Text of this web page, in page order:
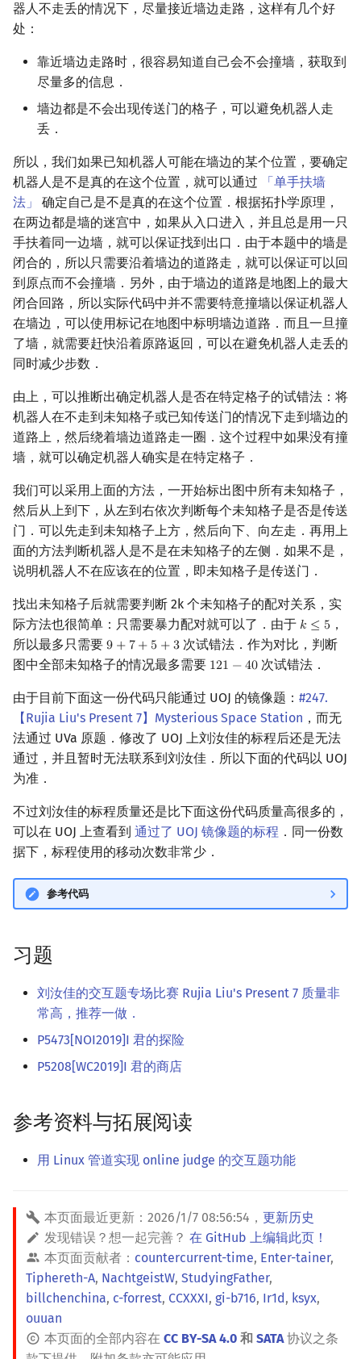
器人不走丢的情况下，尽量接近墙边走路，这样有几个好
处：
靠近墙边走路时，很容易知道自己会不会撞墙，获取到
尽量多的信息．
墙边都是不会出现传送门的格子，可以避免机器人走
丢．
所以，我们如果已知机器人可能在墙边的某个位置，要确定
机器人是不是真的在这个位置，就可以通过
「单手扶墙
法」
确定自己是不是真的在这个位置．根据拓扑学原理，
在两边都是墙的迷宫中，如果从入口进入，并且总是用一只
手扶着同一边墙，就可以保证找到出口．由于本题中的墙是
闭合的，所以只需要沿着墙边的道路走，就可以保证可以回
到原点而不会撞墙．另外，由于墙边的道路是地图上的最大
闭合回路，所以实际代码中并不需要特意撞墙以保证机器人
在墙边，可以使用标记在地图中标明墙边道路．而且一旦撞
了墙，就需要赶快沿着原路返回，可以在避免机器人走丢的
同时减少步数．
由上，可以推断出确定机器人是否在特定格子的试错法：将
机器人在不走到未知格子或已知传送门的情况下走到墙边的
道路上，然后绕着墙边道路走一圈．这个过程中如果没有撞
墙，就可以确定机器人确实是在特定格子．
我们可以采用上面的方法，一开始标出图中所有未知格子，
然后从上到下，从左到右依次判断每个未知格子是否是传送
门．可以先走到未知格子上方，然后向下、向左走．再用上
面的方法判断机器人是不是在未知格子的左侧．如果不是，
说明机器人不在应该在的位置，即未知格子是传送门．
找出未知格子后就需要判断 2k 个未知格子的配对关系，实
际方法也很简单：只需要暴力配对就可以了．由于 𝑘 ≤ 5
k ≤5
，
所以最多只需要 9 + 7 +5 +3
9 +7+5 +3
次试错法．作为对比，判断
图中全部未知格子的情况最多需要 121 −40
121−40 次试错法．
由于目前下面这一份代码只能通过 UOJ 的镜像题： #247.
【Rujia Liu's Present 7】Mysterious Space Station ，而无
法通过 UVa 原题．修改了 UOJ 上刘汝佳的标程后还是无法
通过，并且暂时无法联系到刘汝佳．所以下面的代码以 UOJ
为准．
不过刘汝佳的标程质量还是比下面这份代码质量高很多的，
可以在 UOJ 上查看到 通过了 UOJ 镜像题的标程 ．同一份数
据下，标程使用的移动次数非常少．
参考代码
习题
刘汝佳的交互题专场比赛 Rujia Liu's Present 7 质量非
常高，推荐一做．
P5473[NOI2019]I 君的探险
P5208[WC2019]I 君的商店
参考资料与拓展阅读
用 Linux 管道实现 online judge 的交互题功能
本页面最近更新： 2026/1/7 08:56:54 ， 更新历史
发现错误？想一起完善？ 在 GitHub 上编辑此页！
本页面贡献者： countercurrent-time, Enter-tainer,
Tiphereth-A, NachtgeistW, StudyingFather,
billchenchina, c-forrest, CCXXXI, gi-b716, Ir1d , ksyx,
ouuan
本页面的全部内容在 CC BY-SA 4.0 和 SATA协议之条